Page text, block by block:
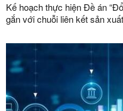
Kế hoạch thực hiện Đề án
gắn với chuỗi liên kết sản
2030”